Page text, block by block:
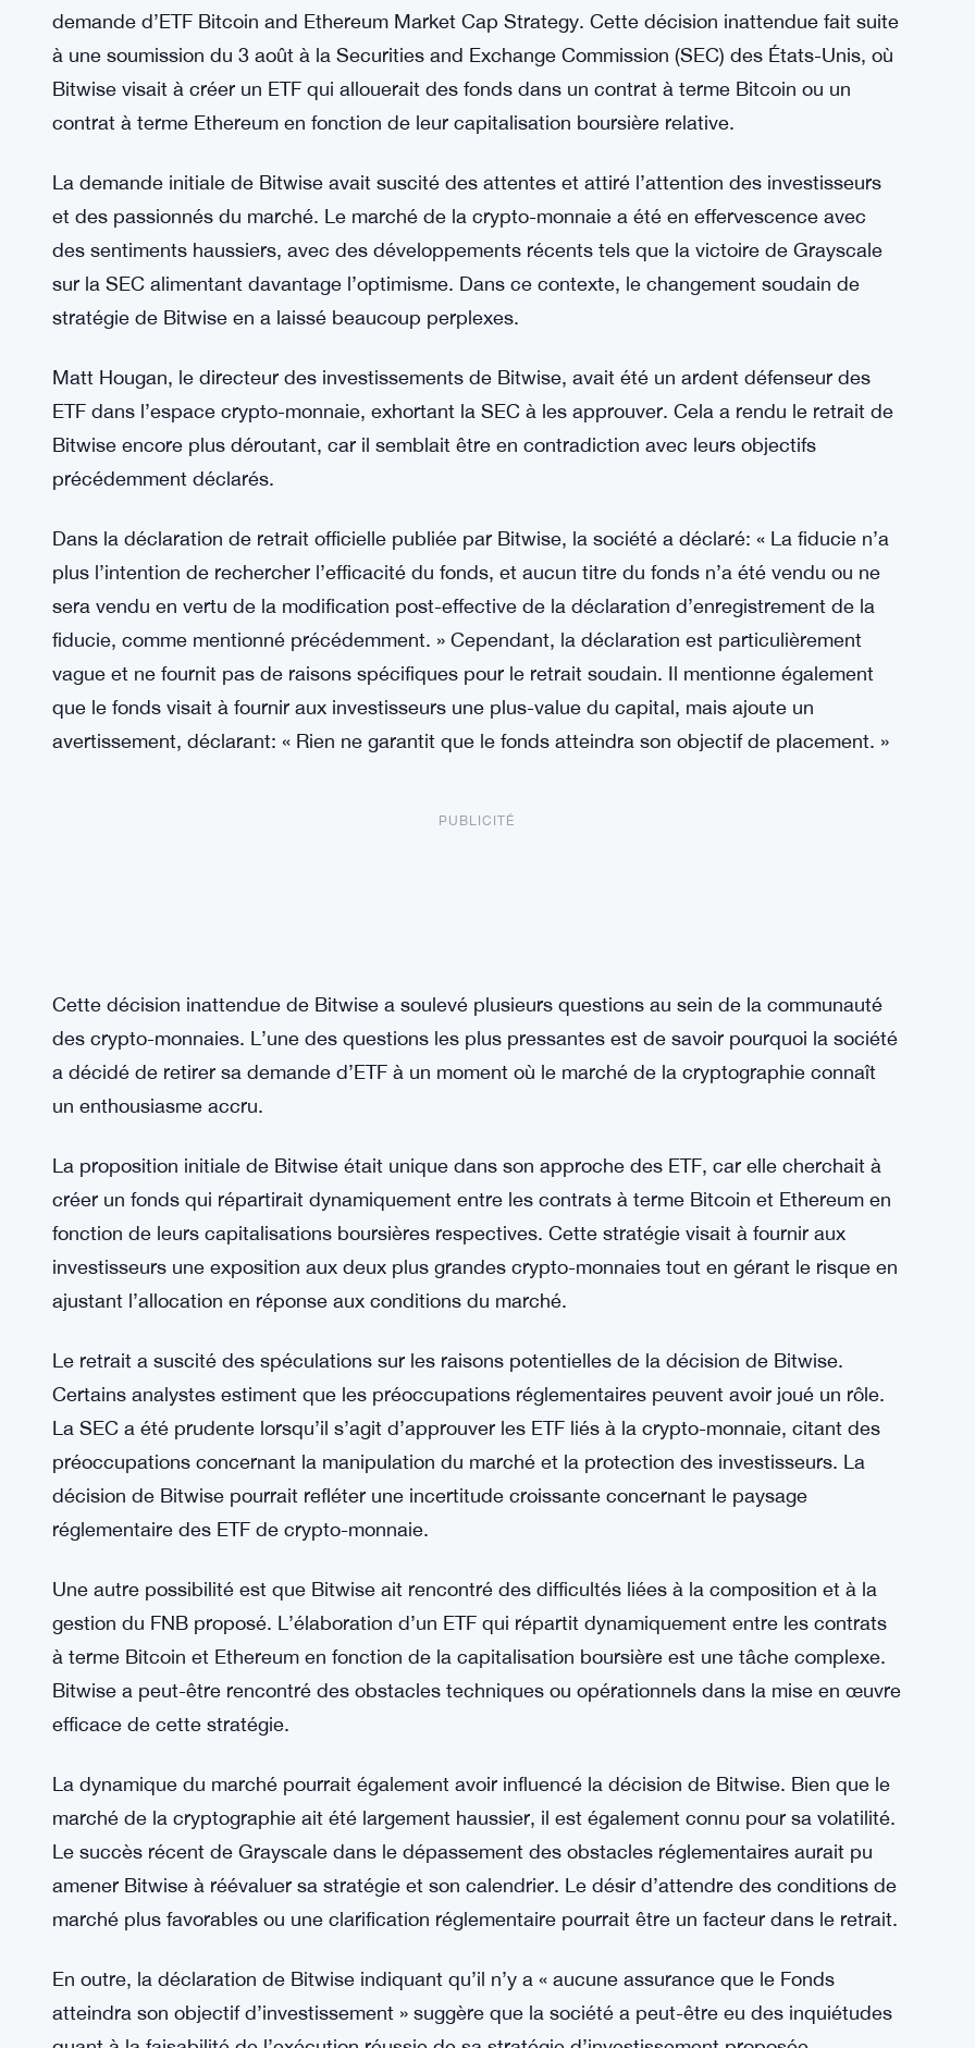
demande d’ETF Bitcoin and Ethereum Market Cap Strategy. Cette décision inattendue fait suite
à une soumission du 3 août à la Securities and Exchange Commission (SEC) des États-Unis, où
Bitwise visait à créer un ETF qui allouerait des fonds dans un contrat à terme Bitcoin ou un
contrat à terme Ethereum en fonction de leur capitalisation boursière relative.
La demande initiale de Bitwise avait suscité des attentes et attiré l’attention des investisseurs
et des passionnés du marché. Le marché de la crypto-monnaie a été en effervescence avec
des sentiments haussiers, avec des développements récents tels que la victoire de Grayscale
sur la SEC alimentant davantage l’optimisme. Dans ce contexte, le changement soudain de
stratégie de Bitwise en a laissé beaucoup perplexes.
Matt Hougan, le directeur des investissements de Bitwise, avait été un ardent défenseur des
ETF dans l’espace crypto-monnaie, exhortant la SEC à les approuver. Cela a rendu le retrait de
Bitwise encore plus déroutant, car il semblait être en contradiction avec leurs objectifs
précédemment déclarés.
Dans la déclaration de retrait officielle publiée par Bitwise, la société a déclaré: « La fiducie n’a
plus l’intention de rechercher l’efficacité du fonds, et aucun titre du fonds n’a été vendu ou ne
sera vendu en vertu de la modification post-effective de la déclaration d’enregistrement de la
fiducie, comme mentionné précédemment. » Cependant, la déclaration est particulièrement
vague et ne fournit pas de raisons spécifiques pour le retrait soudain. Il mentionne également
que le fonds visait à fournir aux investisseurs une plus-value du capital, mais ajoute un
avertissement, déclarant: « Rien ne garantit que le fonds atteindra son objectif de placement. »
PUBLICITÉ
Cette décision inattendue de Bitwise a soulevé plusieurs questions au sein de la communauté
des crypto-monnaies. L’une des questions les plus pressantes est de savoir pourquoi la société
a décidé de retirer sa demande d’ETF à un moment où le marché de la cryptographie connaît
La proposition initiale de Bitwise était unique dans son approche des ETF, car elle cherchait à
créer un fonds qui répartirait dynamiquement entre les contrats à terme Bitcoin et Ethereum en
fonction de leurs capitalisations boursières respectives. Cette stratégie visait à fournir aux
investisseurs une exposition aux deux plus grandes crypto-monnaies tout en gérant le risque en
ajustant l’allocation en réponse aux conditions du marché.
Le retrait a suscité des spéculations sur les raisons potentielles de la décision de Bitwise.
Certains analystes estiment que les préoccupations réglementaires peuvent avoir joué un rôle.
La SEC a été prudente lorsqu’il s’agit d’approuver les ETF liés à la crypto-monnaie, citant des
préoccupations concernant la manipulation du marché et la protection des investisseurs. La
décision de Bitwise pourrait refléter une incertitude croissante concernant le paysage
Une autre possibilité est que Bitwise ait rencontré des difficultés liées à la composition et à la
gestion du FNB proposé. L’élaboration d’un ETF qui répartit dynamiquement entre les contrats
à terme Bitcoin et Ethereum en fonction de la capitalisation boursière est une tâche complexe.
Bitwise a peut-être rencontré des obstacles techniques ou opérationnels dans la mise en œuvre
La dynamique du marché pourrait également avoir influencé la décision de Bitwise. Bien que le